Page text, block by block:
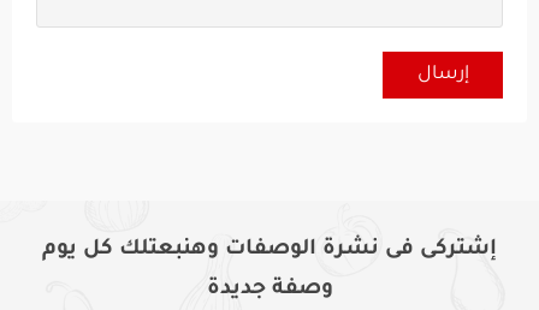
إشتركى فى نشرة الوصفات وهنبعتلك كل يوم
وصفة جديدة